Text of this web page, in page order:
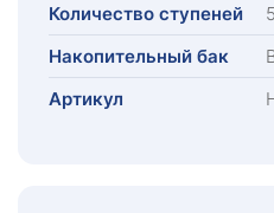
Количество ступеней
5
Накопительный бак
Артикул